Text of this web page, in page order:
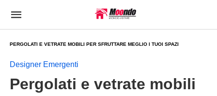
PERGOLATI E VETRATE MOBILI PER SFRUTTARE MEGLIO I TUOI SPAZI
Designer Emergenti
Pergolati e vetrate mobili